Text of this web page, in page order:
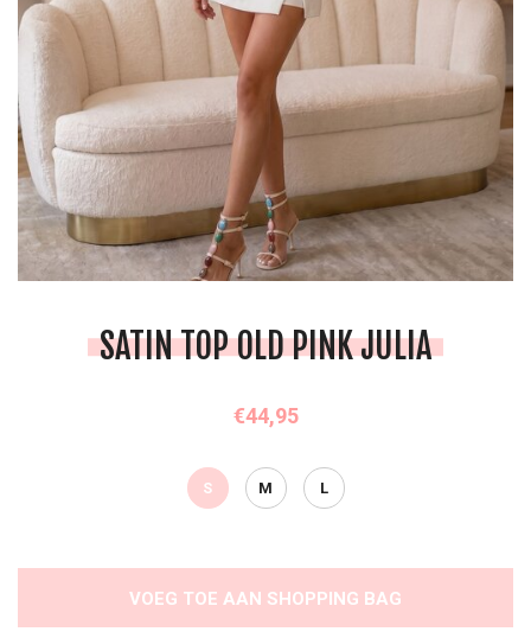
SATIN TOP OLD PINK JULIA
€44,95
S M L
VOEG TOE AAN SHOPPING BAG